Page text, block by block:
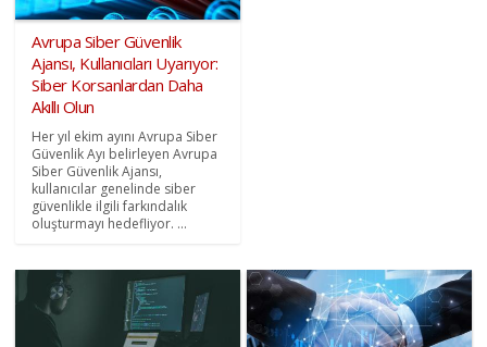
Avrupa Siber Güvenlik
Ajansı, Kullanıcıları Uyarıyor:
Siber Korsanlardan Daha
Akıllı Olun
Her yıl ekim ayını Avrupa Siber
Güvenlik Ayı belirleyen Avrupa
Siber Güvenlik Ajansı,
kullanıcılar genelinde siber
güvenlikle ilgili farkındalık
oluşturmayı hedefliyor. ...